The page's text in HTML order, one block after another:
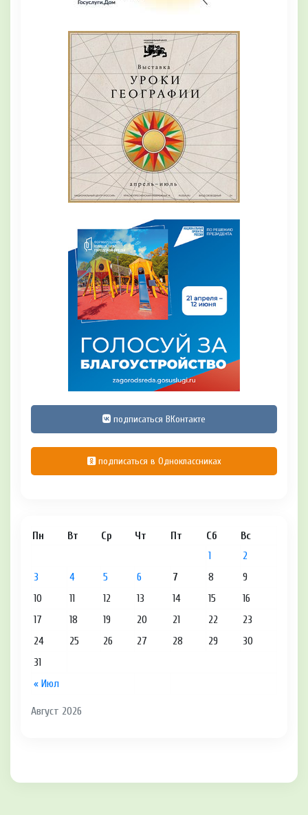
подписаться ВКонтакте
подписаться в Одноклассниках
Август 2026
Пн Вт Ср Чт Пт Сб Вс
« Июл
1
2
3
4 5 6 7 8
9
10
11 12 13 14 15
16
17
18 19 20 21 22
23
24
25 26 27 28 29
30
31